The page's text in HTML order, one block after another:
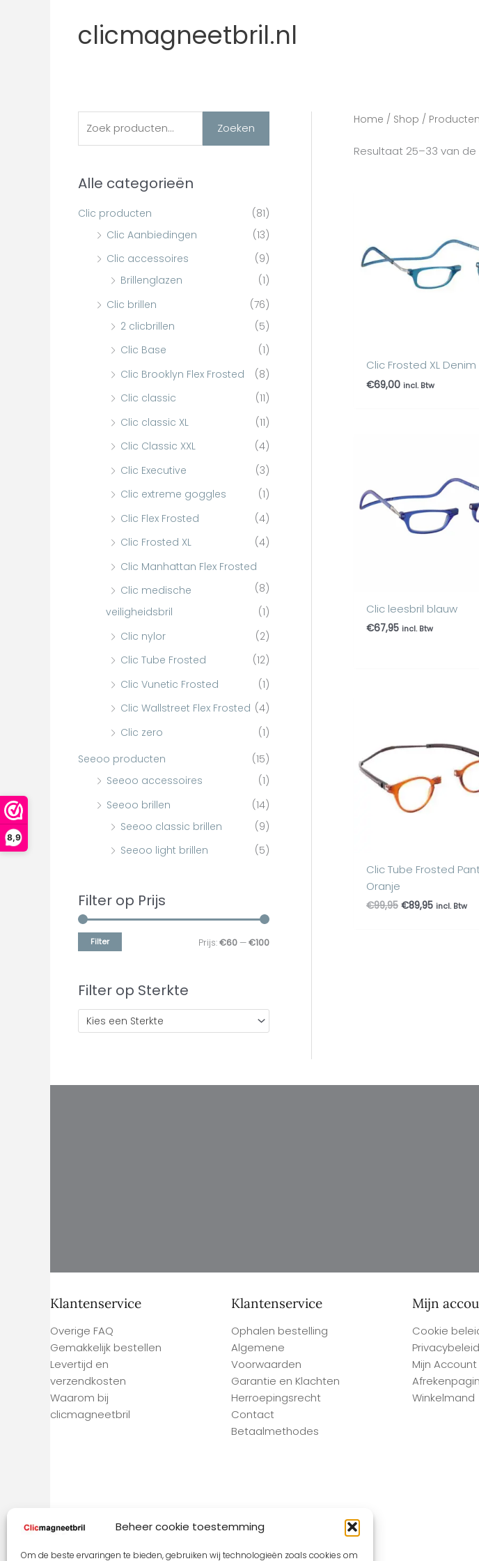
8,9
Beheer cookie toestemming
Om de beste ervaringen te bieden, gebruiken wij technologieën zoals cookies om
clicmagneetbril.nl
o
k
e
Zoeken
Alle categorieën
Clic producten
(81)
Clic Aanbiedingen
(13)
Clic accessoires
(9)
Brillenglazen
(1)
Clic brillen
(76)
2 clicbrillen
(5)
Clic Base
(1)
Clic Brooklyn Flex Frosted
(8)
Clic classic
(11)
Clic classic XL
(11)
Clic Classic XXL
(4)
Clic Executive
(3)
Clic extreme goggles
(1)
Clic Flex Frosted
(4)
Clic Frosted XL
(4)
Clic Manhattan Flex Frosted
(8)
Clic medische
veiligheidsbril
(1)
Clic nylor
(2)
Clic Tube Frosted
(12)
Clic Vunetic Frosted
(1)
Clic Wallstreet Flex Frosted (4)
Clic zero
(1)
Seeoo producten
(15)
Seeoo accessoires
(1)
Seeoo brillen
(14)
Seeoo classic brillen
(9)
Seeoo light brillen
(5)
Filter op Prijs
Filter Prijs:€60 —€100
Filter op Sterkte
Kies een Sterkte
Home / Shop /
Resultaat 25–33 van
Clic Frosted XL Denim
€69,00 incl. Btw
Clic leesbril blauw
€67,95 incl. Btw
Clic Tube Frosted
Oranje
€99,95 €89,95 incl. Btw
Klantenservice
Overige FAQ
Gemakkelijk bestellen
Levertijd en
verzendkosten
Waarom bij
clicmagneetbril
Klantenservice
Ophalen bestelling
Algemene
Voorwaarden
Garantie en Klachten
Herroepingsrecht
Contact
Betaalmethodes
Mijn
Cookie
Privacybeleid
Mijn Account
Winkelmand